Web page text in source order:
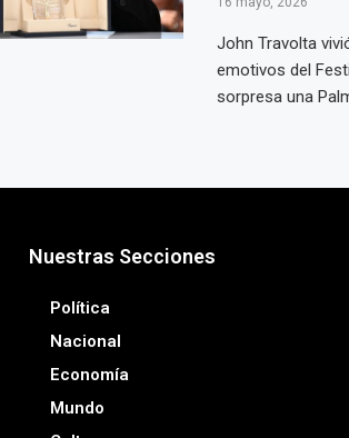
John Travolta
emotivos del
sorpresa una
Nuestras Secciones
Política
Nacional
Economía
Mundo